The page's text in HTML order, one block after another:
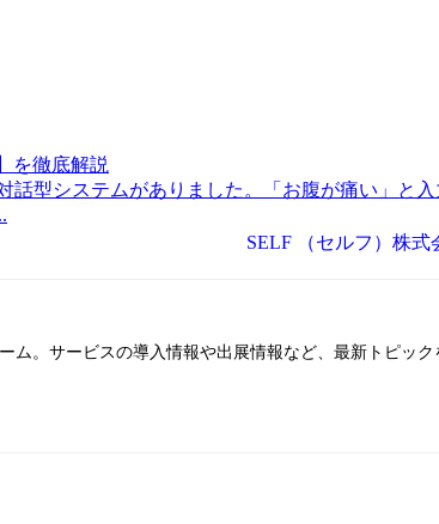
を徹底解説
型システムがありました。「お腹が痛い」と
SELF （セルフ）株
ム。サービスの導入情報や出展情報など、最新トピッ